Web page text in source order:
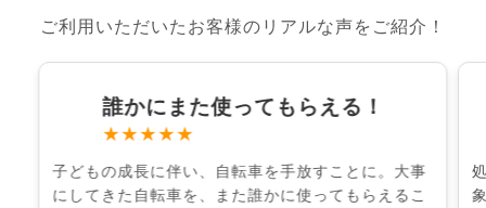
ご利用いただいたお客様のリアルな声をご紹介！
誰かにまた使ってもらえる！
★★★★★
子どもの成長に伴い、自転車を手放すことに。大事
にしてきた自転車を、また誰かに使ってもらえるこ